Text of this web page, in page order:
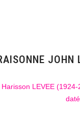
JOHN